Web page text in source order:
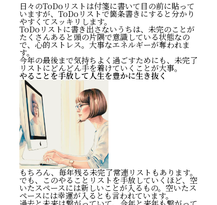
日々のToDoリストは付箋に書いて目の前に貼って
いますが、ToDoリストで箇条書きにすると分かり
やすくてスッキリします。
ToDoリストに書き出さないうちは、未完のことが
たくさんあると頭の片隅で意識している状態なの
で、心的ストレス。大事なエネルギーが奪われま
す。
今年の最後まで気持ちよく過ごすためにも、未完了
リストにどんどん手を着けていくことが大事。
やることを手放して人生を豊かに生き抜く
もちろん、毎年残る未完了常連リストもあります。
でも、このやることリストを手放していくほど、空
いたスペースには新しいことが入るもの。空いたス
ペースには幸運が入るとも言われています。